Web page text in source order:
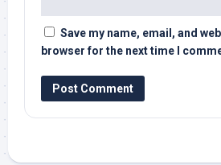
Save my name, email, and
browser for the next time I